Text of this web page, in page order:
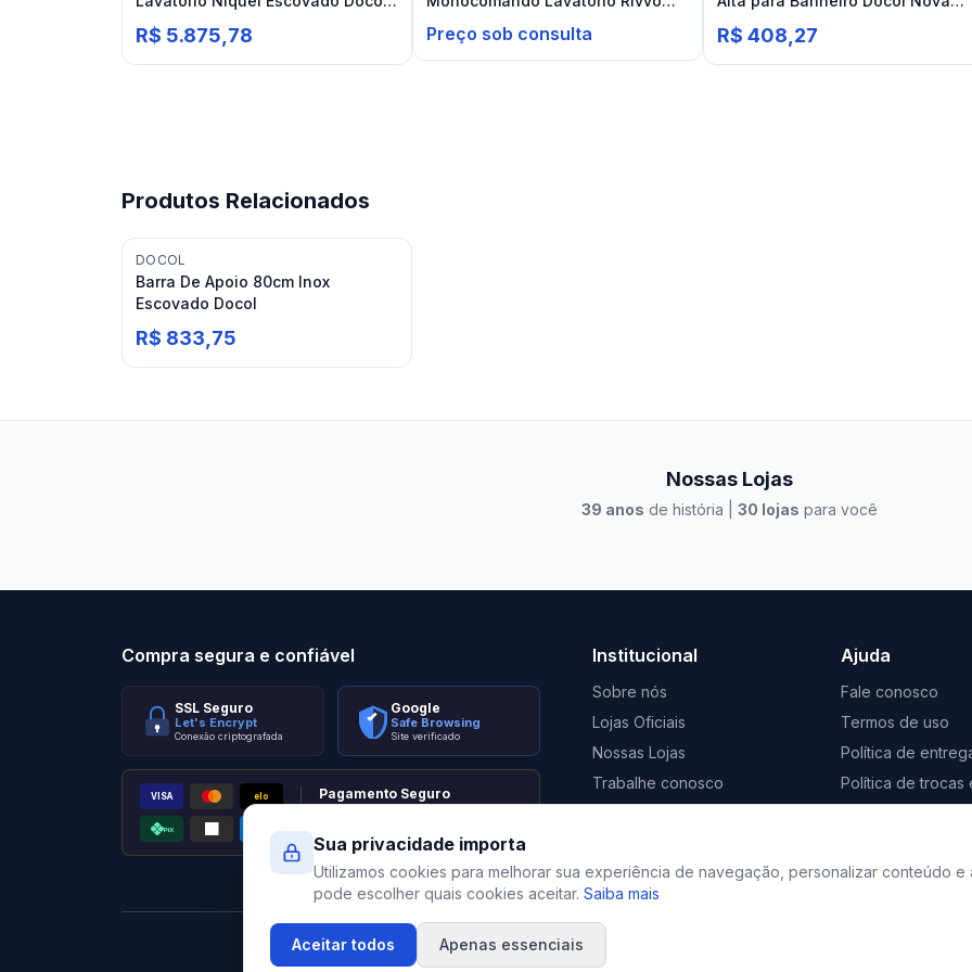
Mix&Match
R$ 5.875,78 Preço sob consulta
Trio Cromado
R$ 408,27
Produtos Relacionados
DOCOL
Barra De Apoio 80cm Inox
Escovado Docol
R$ 833,75
Nossas Lojas
39 anos de história | 30 lojas para você
Elevato Xangri-Lá
Compra segura e confiável
SSL Seguro
Let's Encrypt
Conexão criptografada
Google
Safe Browsing
Site verificado
VISA elo
PIX
Pagamento Seguro
Institucional
Sobre nós
Lojas Oficiais
Nossas Lojas
Trabalhe conosco
Ajuda
Fale conosco
Termos de uso
Política de
Política de trocas
2026
Sua privacidade importa
Utilizamos cookies para melhorar sua experiência de navegação, personalizar conteúdo e
pode escolher quais cookies aceitar. Saiba mais
Aceitar todos Apenas essenciais